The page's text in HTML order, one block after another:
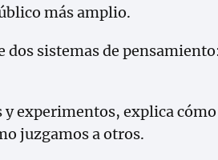
más amplio.
dos sistemas de
y experimentos, explica
juzgamos a otros.